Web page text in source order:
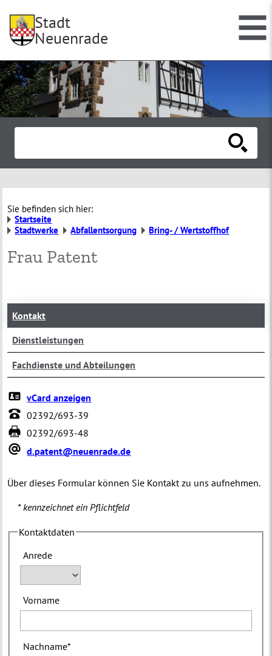
Stadt
Neuenrade
Sie befinden sich hier:
Startseite
Stadtwerke
Abfallentsorgung Bring- / Wertstoffhof
Frau Patent
Kontakt
Dienstleistungen
Fachdienste und Abteilungen
vCard anzeigen
02392/693-39
02392/693-48
d.patent@neuenrade.de
Über dieses Formular können Sie Kontakt zu uns aufnehmen.
* kennzeichnet ein Pflichtfeld
Kontaktdaten
Anrede
Vorname
Nachname*